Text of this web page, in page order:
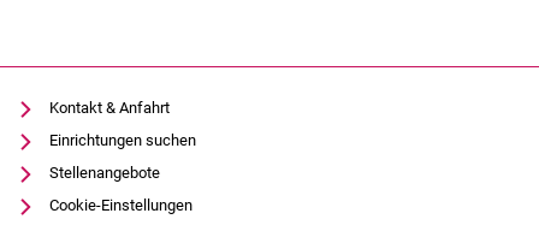
Kontakt & Anfahrt
Einrichtungen suchen
Stellenangebote
Cookie-Einstellungen